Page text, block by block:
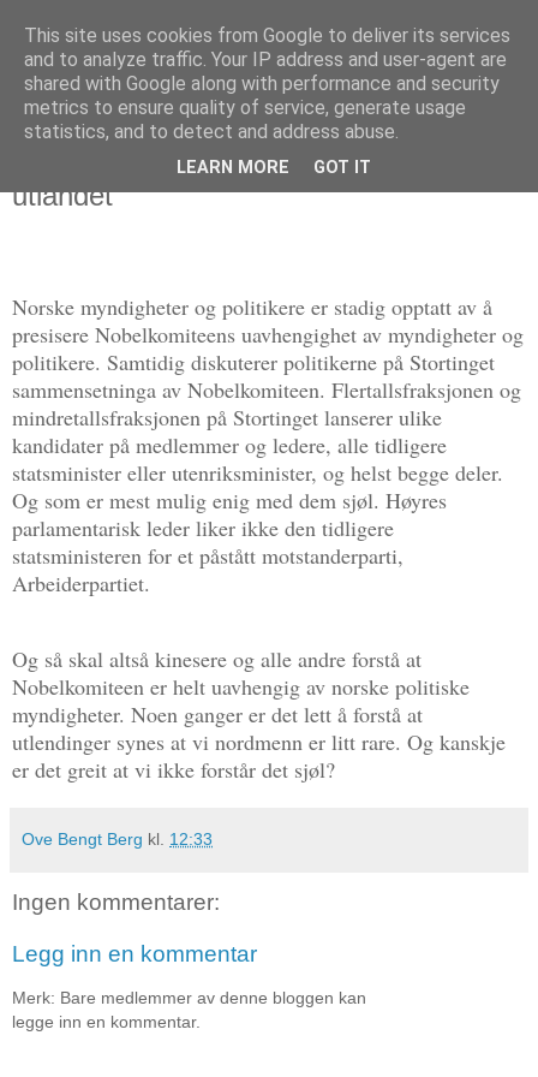
Politikus
onsdag 8. oktober 2014
Den norske Nobelkomiteen sett fra
utlandet
Norske myndigheter og politikere er stadig opptatt av å
presisere Nobelkomiteens uavhengighet av myndigheter og
politikere. Samtidig diskuterer politikerne på Stortinget
sammensetninga av Nobelkomiteen. Flertallsfraksjonen og
mindretallsfraksjonen på Stortinget lanserer ulike
kandidater på medlemmer og ledere, alle tidligere
statsminister eller utenriksminister, og helst begge deler.
Og som er mest mulig enig med dem sjøl. Høyres
parlamentarisk leder liker ikke den tidligere
statsministeren for et påstått motstanderparti,
Arbeiderpartiet.
Og så skal altså kinesere og alle andre forstå at
Nobelkomiteen er helt uavhengig av norske politiske
myndigheter. Noen ganger er det lett å forstå at
utlendinger synes at vi nordmenn er litt rare. Og kanskje
er det greit at vi ikke forstår det sjøl?
Ove Bengt Berg kl. 12:33
Ingen kommentarer:
Legg inn en kommentar
Merk: Bare medlemmer av denne bloggen kan
legge inn en kommentar.
This site uses cookies from Google to deliver its services
and to analyze traffic. Your IP address and user-agent are
shared with Google along with performance and security
metrics to ensure quality of service, generate usage
statistics, and to detect and address abuse.
LEARN MORE GOT IT